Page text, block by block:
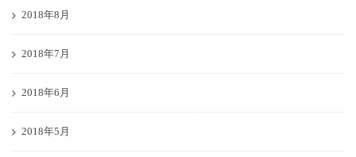
2018年8月
2018年7月
2018年6月
2018年5月